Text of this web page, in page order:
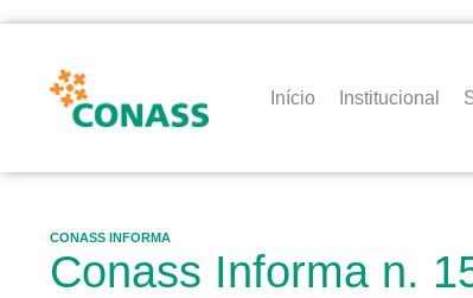
Início Institucional
CONASS INFORMA
Conass Informa n.